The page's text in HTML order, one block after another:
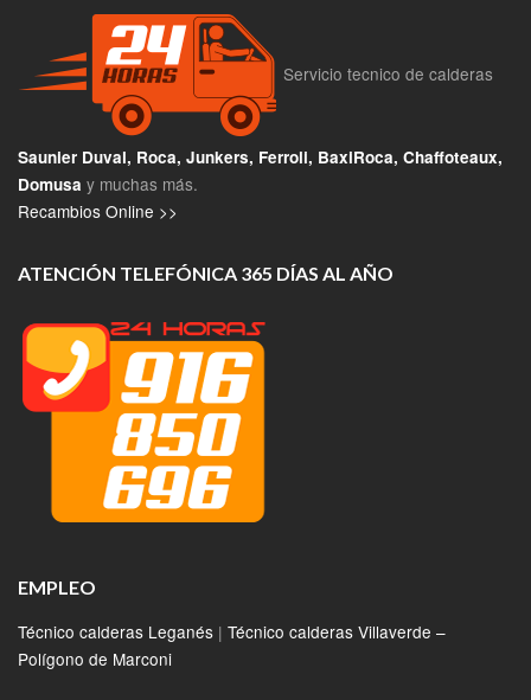
Servicio tecnico de calderas
Saunier Duval, Roca, Junkers, Ferroli, BaxiRoca, Chaffoteaux,
Domusa y muchas más.
Recambios Online >>
ATENCIÓN TELEFÓNICA 365 DÍAS AL AÑO
EMPLEO
Técnico calderas Leganés | Técnico calderas Villaverde –
Polígono de Marconi